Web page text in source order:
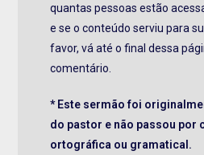
quantas pessoas estão
e se o conteúdo serviu para
favor, vá até o final dessa
comentário.
* Este sermão foi
do pastor e não passou por
ortográfica ou gramatical.